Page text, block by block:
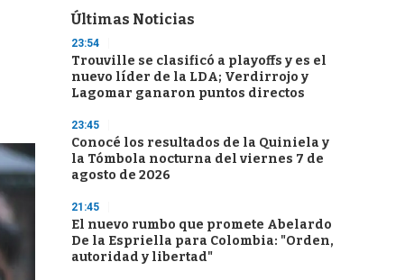
Últimas Noticias
23:54
Trouville se clasificó a playoffs y es el
nuevo líder de la LDA; Verdirrojo y
Lagomar ganaron puntos directos
23:45
Conocé los resultados de la Quiniela y
la Tómbola nocturna del viernes 7 de
agosto de 2026
21:45
El nuevo rumbo que promete Abelardo
De la Espriella para Colombia: "Orden,
autoridad y libertad"